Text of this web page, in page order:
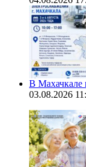
В Махачкале
03.08.2026